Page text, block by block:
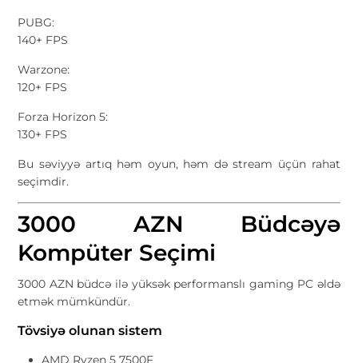
PUBG:
140+ FPS
Warzone:
120+ FPS
Forza Horizon 5:
130+ FPS
Bu səviyyə artıq həm oyun, həm də stream üçün rahat
seçimdir.
3000 AZN Büdcəyə
Kompüter Seçimi
3000 AZN büdcə ilə yüksək performanslı gaming PC əldə
etmək mümkündür.
Tövsiyə olunan sistem
AMD Ryzen 5 7500F